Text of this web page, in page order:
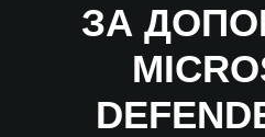
КОНТАКТИ
ЗА